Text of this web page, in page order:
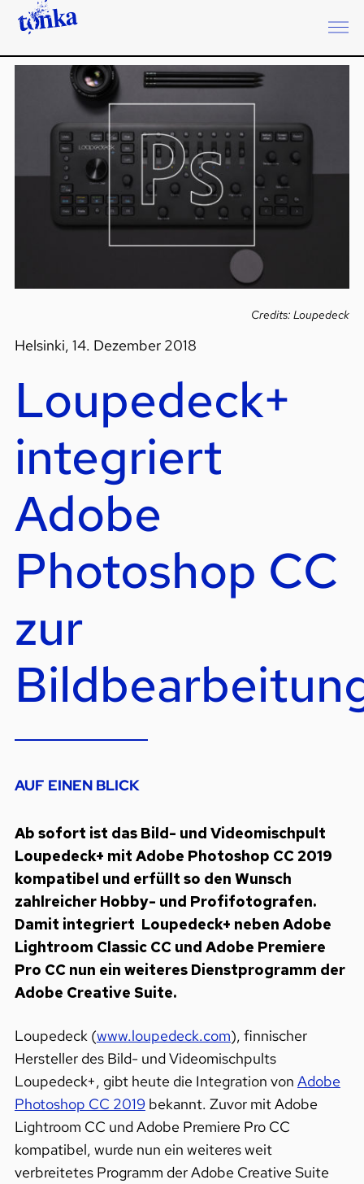
Credits: Loupedeck
Helsinki, 14. Dezember 2018
Loupedeck+
integriert
Adobe
Photoshop CC
zur
AUF EINEN BLICK
Ab sofort ist das Bild- und Videomischpult
Loupedeck+ mit Adobe Photoshop CC 2019
kompatibel und erfüllt so den Wunsch
zahlreicher Hobby- und Profifotografen.
Damit integriert Loupedeck+ neben Adobe
Lightroom Classic CC und Adobe Premiere
Pro CC nun ein weiteres Dienstprogramm der
Adobe Creative Suite.
Loupedeck (www.loupedeck.com), finnischer
Hersteller des Bild- und Videomischpults
Loupedeck+, gibt heute die Integration von Adobe
Photoshop CC 2019 bekannt. Zuvor mit Adobe
Lightroom CC und Adobe Premiere Pro CC
kompatibel, wurde nun ein weiteres weit
verbreitetes Programm der Adobe Creative Suite